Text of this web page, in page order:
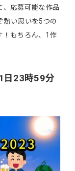
、応募可能な作品
熱い思いを5つの
！もちろん、1作
日23時59分